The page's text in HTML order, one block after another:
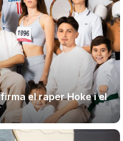
el raper Hoke i el